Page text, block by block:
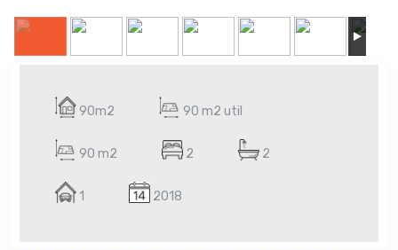
90m2 90 m2 util
90 m2 2 2
1 2018